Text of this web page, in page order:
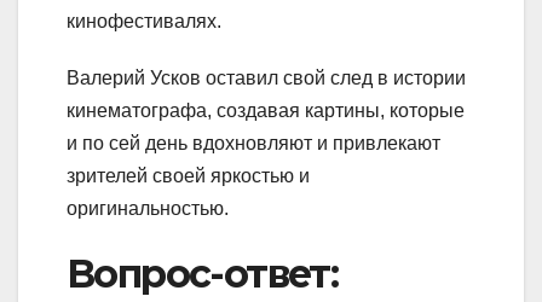
кинофестивалях.
Валерий Усков оставил свой след в истории
кинематографа, создавая картины, которые
и по сей день вдохновляют и привлекают
зрителей своей яркостью и
оригинальностью.
Вопрос-ответ: